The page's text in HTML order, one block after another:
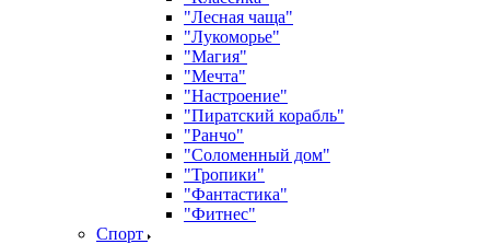
"Лесная чаща"
"Лукоморье"
"Магия"
"Мечта"
"Настроение"
"Пиратский корабль"
"Ранчо"
"Соломенный дом"
"Тропики"
"Фантастика"
"Фитнес"
Спорт